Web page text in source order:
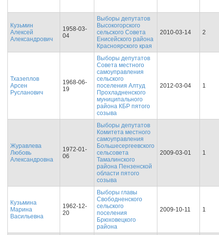
Кузьмин
Алексей
Александрович
1958-03-
04
Выборы депутатов
Высокогорского
сельского Совета
Енисейского района
Красноярского края
2010-03-14 2
Тхазеплов
Арсен
Русланович
1968-06-
19
Выборы депутатов
Совета местного
самоуправления
сельского
поселения Алтуд
Прохладненского
муниципального
района КБР пятого
созыва
2012-03-04 1
Журавлева
Любовь
Александровна
1972-01-
06
Выборы депутатов
Комитета местного
самоуправления
Большесергеевского
сельсовета
Тамалинского
района Пензенской
области пятого
созыва
2009-03-01 1
Кузьмина
Марина
Васильевна
1962-12-
20
Выборы главы
Свободненского
сельского
поселения
Брюховецкого
района
2009-10-11 1